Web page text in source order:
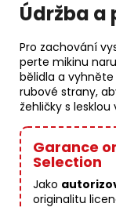
Údržba a
Pro zachování
perte mikinu
bělidla a vyhněte
rubové strany,
žehličky s
Garance
Selection
Jako
originalitu